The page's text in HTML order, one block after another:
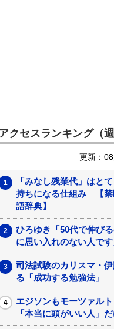
クセスランキング（週
更新：
「みなし残業代」はと
持ちになる仕組み 【禁
語辞典】
ひろゆき「50代で伸び
に思い入れのない人です
司法試験のカリスマ・伊
る「成功する勉強法」
エジソンもモーツァル
「本当に頭がいい人」